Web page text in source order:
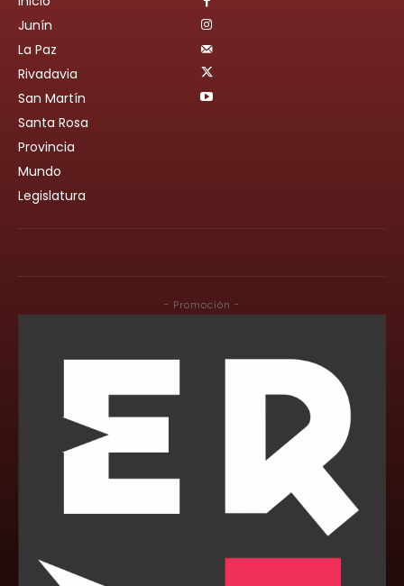
Junín
La Paz
Rivadavia
San Martín
Santa Rosa
Provincia
Mundo
Legislatura
- Promoción -